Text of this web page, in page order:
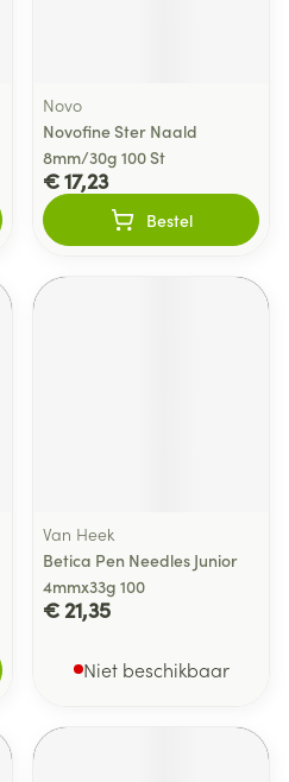
Novo
Novofine Ster Naald
8mm/30g 100 St
€ 17,23
Bestel
Van Heek
Betica Pen Needles Junior
4mmx33g 100
€ 21,35
Niet beschikbaar